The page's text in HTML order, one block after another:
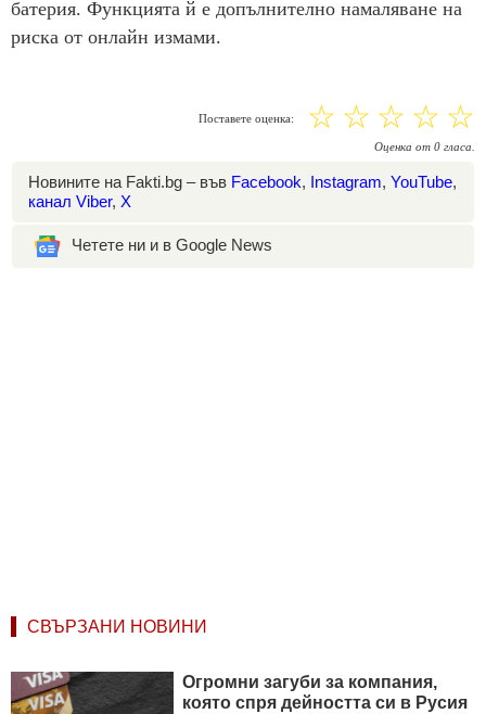
батерия. Функцията й е допълнително намаляване на
риска от онлайн измами.
Поставете оценка: ☆
☆
☆
☆
☆
Оценка от 0 гласа.
Новините на Fakti.bg – във Facebook, Instagram, YouTube,
канал Viber, X
Четете ни и в Google News
СВЪРЗАНИ НОВИНИ
Огромни загуби за компания,
която спря дейността си в Русия